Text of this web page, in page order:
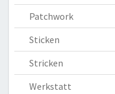
Patchwork
Sticken
Stricken
Werkstatt